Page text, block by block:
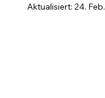
Aktualisiert: 24. Feb.